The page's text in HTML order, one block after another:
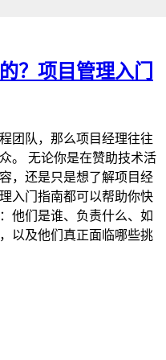
？项目管理入门
团队，那么项目经理往往
。 无论你是在赞助技术活
，还是只是想了解项目经
入门指南都可以帮助你快
他们是谁、负责什么、如
以及他们真正面临哪些挑